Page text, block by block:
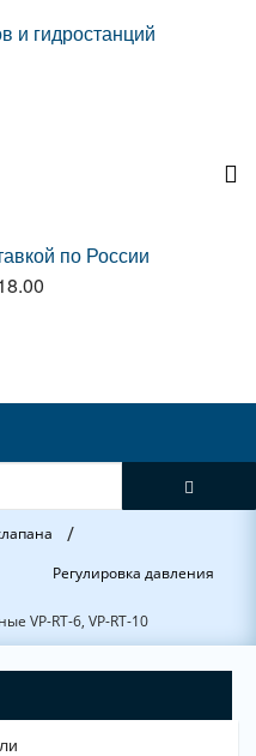
/
Регулировка давления
VP-RT-6, VP-RT-10